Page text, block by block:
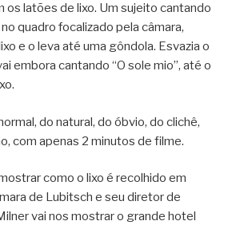
os latões de lixo. Um sujeito cantando
quadro focalizado pela câmara,
e o leva até uma gôndola. Esvazia o
embora cantando “O sole mio”, até o
do natural, do óbvio, do clichê,
com apenas 2 minutos de filme.
como o lixo é recolhido em
de Lubitsch e seu diretor de
vai nos mostrar o grande hotel